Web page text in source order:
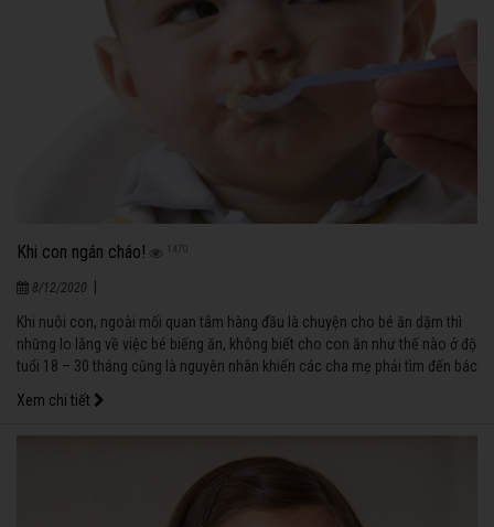
Khi con ngán cháo! 1470
8/12/2020
Khi nuôi con, ngoài mối quan tâm hàng đầu là chuyện cho bé ăn dặm thì
những lo lắng về việc bé biếng ăn, không biết cho con ăn như thế nào ở độ
tuổi 18 – 30 tháng cũng là nguyên nhân khiến các cha mẹ phải tìm đến bác
sĩ để tư vấn.
Xem chi tiết